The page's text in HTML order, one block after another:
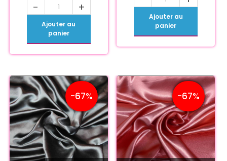
- +
Ajouter au
panier
Ajouter au
panier
-67% -67%